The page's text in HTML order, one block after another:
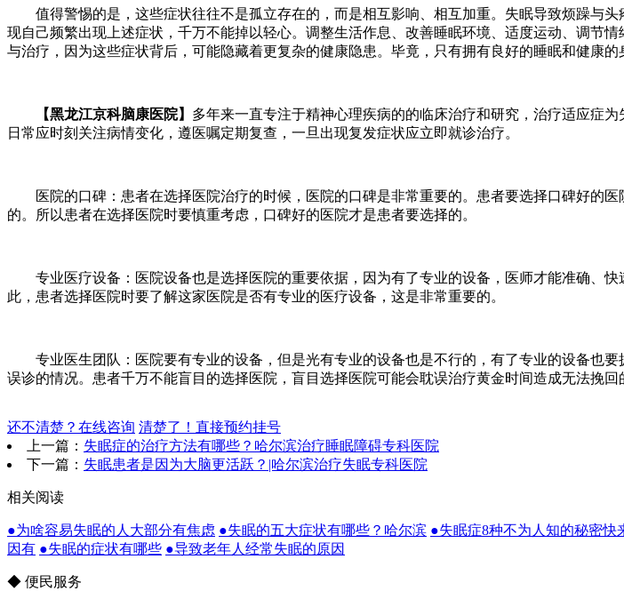
值得警惕的是，这些症状往往不是孤立存在的，而是相互影响、相互加重。失眠导致烦躁与
现自己频繁出现上述症状，千万不能掉以轻心。调整生活作息、改善睡眠环境、适度运动、调节
与治疗，因为这些症状背后，可能隐藏着更复杂的健康隐患。毕竟，只有拥有良好的睡眠和健康的
【黑龙江京科脑康医院】 多年来一直专注于精神心理疾病的的临床治疗和研究，治疗适应症
日常应时刻关注病情变化，遵医嘱定期复查，一旦出现复发症状应立即就诊治疗。
医院的口碑：患者在选择医院治疗的时候，医院的口碑是非常重要的。患者要选择口碑好的
的。所以患者在选择医院时要慎重考虑，口碑好的医院才是患者要选择的。
专业医疗设备：医院设备也是选择医院的重要依据，因为有了专业的设备，医师才能准确、快
此，患者选择医院时要了解这家医院是否有专业的医疗设备，这是非常重要的。
专业医生团队：医院要有专业的设备，但是光有专业的设备也是不行的，有了专业的设备也
误诊的情况。患者千万不能盲目的选择医院，盲目选择医院可能会耽误治疗黄金时间造成无法挽回
还不清楚？在线咨询 清楚了！直接预约挂号
上一篇： 失眠症的治疗方法有哪些？哈尔滨治疗睡眠障碍专科医院
下一篇： 失眠患者是因为大脑更活跃？|哈尔滨治疗失眠专科医院
相关阅读
●为啥容易失眠的人大部分有焦虑 ●失眠的五大症状有哪些？哈尔滨 ●失眠症8种不为人知的秘密快
因有 ●失眠的症状有哪些 ●导致老年人经常失眠的原因
◆ 便民服务